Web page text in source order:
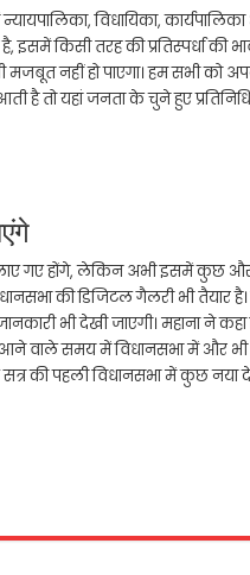
विधायिका,
किसी तरह की प्रतिस्पर्धा की
मजबूत नहीं हो पाएगा। हम सभी को
है तो यहां जनता के चुने हुए प्रतिनिधि
लाए गए होंगे, लेकिन अभी इसमें कुछ
की डिजिटल गैलरी भी तैयार है।
भी देखी जाएगी। महाना ने
वाले समय में विधानसभा में और
की पहली विधानसभा में कुछ नया